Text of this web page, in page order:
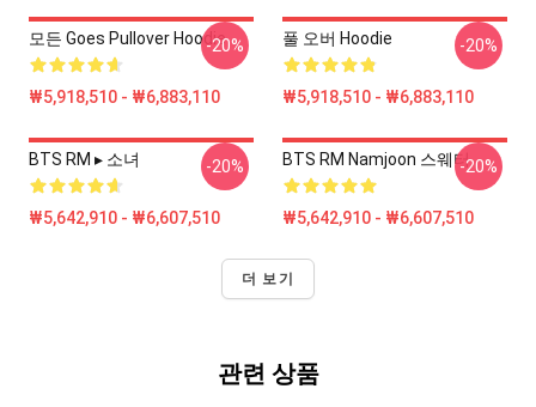
모든 Goes Pullover Hoodie
₩5,918,510 - ₩6,883,110
-20% 풀 오버 Hoodie
₩5,918,510 - ₩6,883,110
-20%
BTS RM ▸ 소녀
₩5,642,910 - ₩6,607,510
-20% BTS RM Namjoon 스웨터
₩5,642,910 - ₩6,607,510
-20%
더 보기
관련 상품